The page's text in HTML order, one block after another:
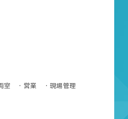
室 ・営業 ・現場管理